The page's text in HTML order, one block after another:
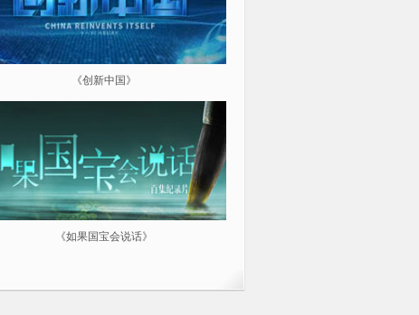
《创新中国》
《如果国宝会说话》